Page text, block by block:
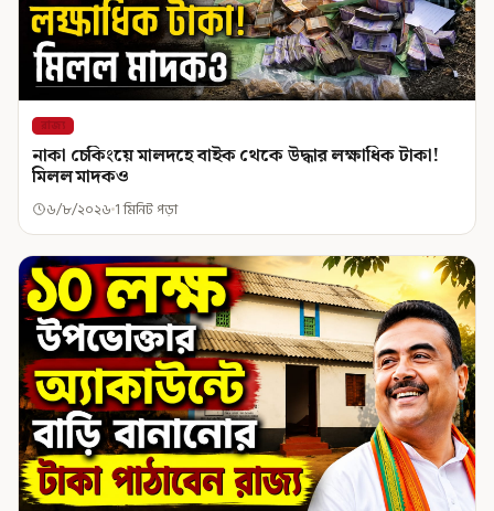
রাজ্য
নাকা চেকিংয়ে মালদহে বাইক থেকে উদ্ধার লক্ষাধিক টাকা!
মিলল মাদকও
৬/৮/২০২৬ 1 মিনিট পড়া